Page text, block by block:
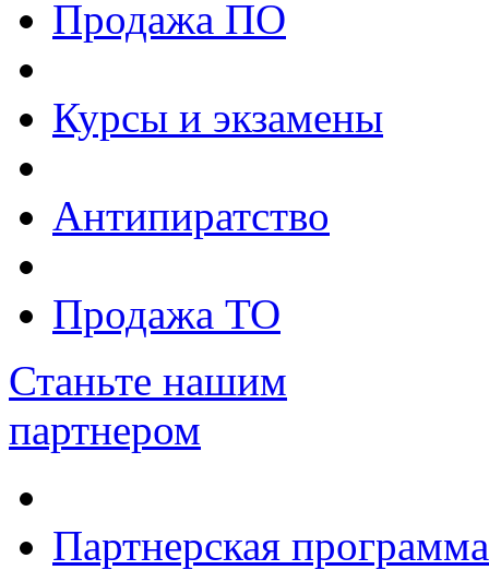
Продажа ПО
Курсы и экзамены
Антипиратство
Продажа ТО
Станьте нашим
партнером
Партнерская программа